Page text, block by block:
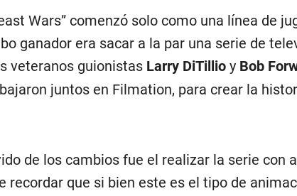
Wars” comenzó solo como una línea de
ganador era sacar a la par una serie de
veteranos guionistasLarry DiTillioy Bob
juntos en Filmation, para crear la
de los cambios fue el realizar la serie con
recordar que si bien este es el tipo de